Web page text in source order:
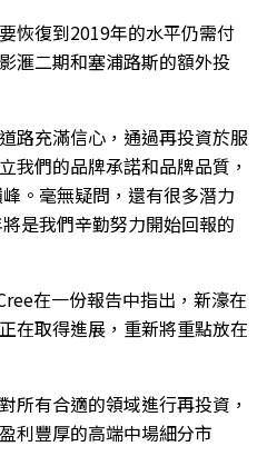
恢復到2019年的水平仍需付
滙二期和塞浦路斯的額外投
路充滿信心，通過再投資於服
我們的品牌承諾和品牌品質，
。毫無疑問，還有很多潛力
是我們辛勤努力開始回報的
在一份報告中指出，新濠在
在取得進展，重新將重點放在
所有合適的領域進行再投資，
利豐厚的高端中場細分市